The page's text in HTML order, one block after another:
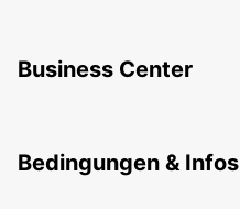
Business Center
Bedingungen & Infos